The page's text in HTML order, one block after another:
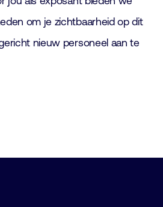
om je zichtbaarheid op dit
nieuw personeel aan te